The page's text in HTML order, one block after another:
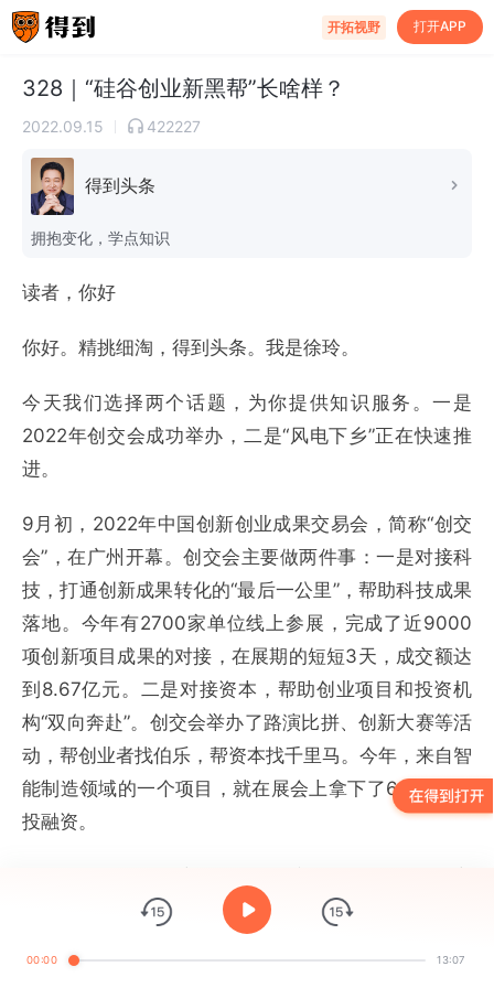
开拓视野
打开APP
328｜“硅谷创业新黑帮”长啥样？
2022.09.15 422227
得到头条
拥抱变化，学点知识
读者，你好
你好。精挑细淘，得到头条。我是徐玲。
今天我们选择两个话题，为你提供知识服务。一是
2022年创交会成功举办，二是“风电下乡”正在快速推
进。
9月初，2022年中国创新创业成果交易会，简称“创交
会”，在广州开幕。创交会主要做两件事：一是对接科
技，打通创新成果转化的“最后一公里”，帮助科技成果
落地。今年有2700家单位线上参展，完成了近9000
项创新项目成果的对接，在展期的短短3天，成交额达
到8.67亿元。二是对接资本，帮助创业项目和投资机
构“双向奔赴”。创交会举办了路演比拼、创新大赛等活
动，帮创业者找伯乐，帮资本找千里马。今年，来自智
能制造领域的一个项目，就在展会上拿下了6.9亿元的
投融资。
易规模超过600亿元。
消息就是这样，来看看能学到什么知识。
00:00 13:07